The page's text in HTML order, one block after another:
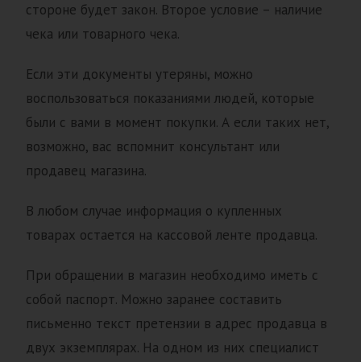
стороне будет закон. Второе условие – наличие
чека или товарного чека.
Если эти документы утеряны, можно
воспользоваться показаниями людей, которые
были с вами в момент покупки. А если таких нет,
возможно, вас вспомнит консультант или
продавец магазина.
В любом случае информация о купленных
товарах остается на кассовой ленте продавца.
При обращении в магазин необходимо иметь с
собой паспорт. Можно заранее составить
письменно текст претензии в адрес продавца в
двух экземплярах. На одном из них специалист